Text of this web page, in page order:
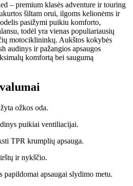
– premium klasės adventure ir touring
šiltam orui, ilgoms kelionėms ir
pasižymi puikiu komforto,
todėl yra vienas populiariausių
motociklininkų. Aukštos kokybės
audinys ir pažangios apsaugos
komfortą bei saugumą
ožkos oda.
puikiai ventiliacijai.
TPR krumplių apsauga.
ir nykščio.
papildomai apsaugai slydimo metu.